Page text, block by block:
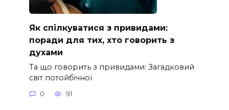
Як спілкуватися з привидами:
поради для тих, хто говорить з
духами
Та що говорить з привидами: Загадковий
світ потойбічної
0 91